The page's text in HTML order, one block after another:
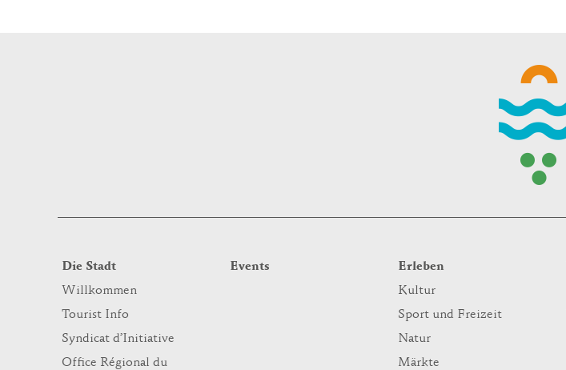
Die Stadt
Willkommen
Tourist Info
Syndicat d’Initiative
Office Régional du
Events
Erleben
Kultur
Sport und Freizeit
Natur
Märkte